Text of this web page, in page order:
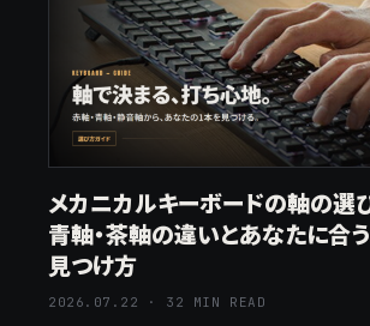
メカニカルキーボードの軸の選
青軸・茶軸の違いとあなたに合
見つけ方
2026.07.22 · 32 MIN READ